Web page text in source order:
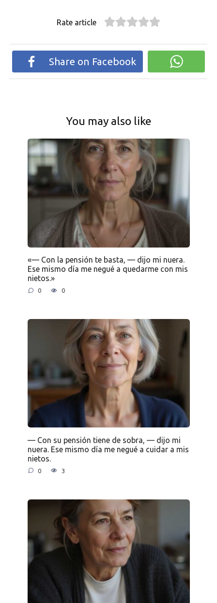
Rate article
Share on Facebook
You may also like
«— Con la pensión te basta, — dijo mi nuera.
Ese mismo día me negué a quedarme con mis
nietos.»
0 0
— Con su pensión tiene de sobra, — dijo mi
nuera. Ese mismo día me negué a cuidar a mis
nietos.
0 3